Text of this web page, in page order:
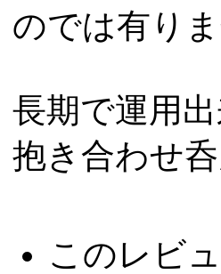
のでは有りま
長期で運用
抱き合わせ
このレビ